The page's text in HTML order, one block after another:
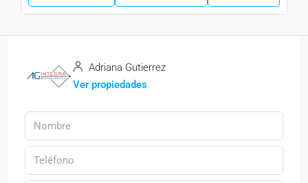
Adriana Gutierrez
Ver propiedades